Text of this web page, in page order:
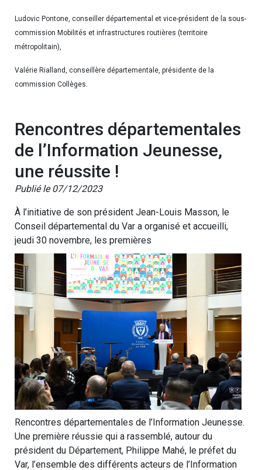
Ludovic Pontone, conseiller départemental et vice-président de la sous-
commission Mobilités et infrastructures routières (territoire
métropolitain),
Valérie Rialland, conseillère départementale, présidente de la
commission Collèges.
Rencontres départementales
de l’Information Jeunesse,
une réussite !
Publié le 07/12/2023
À l’initiative de son président Jean-Louis Masson, le
Conseil départemental du Var a organisé et accueilli,
jeudi 30 novembre, les premières
Rencontres départementales de l’Information Jeunesse.
Une première réussie qui a rassemblé, autour du
président du Département, Philippe Mahé, le préfet du
Var, l’ensemble des différents acteurs de l’Information